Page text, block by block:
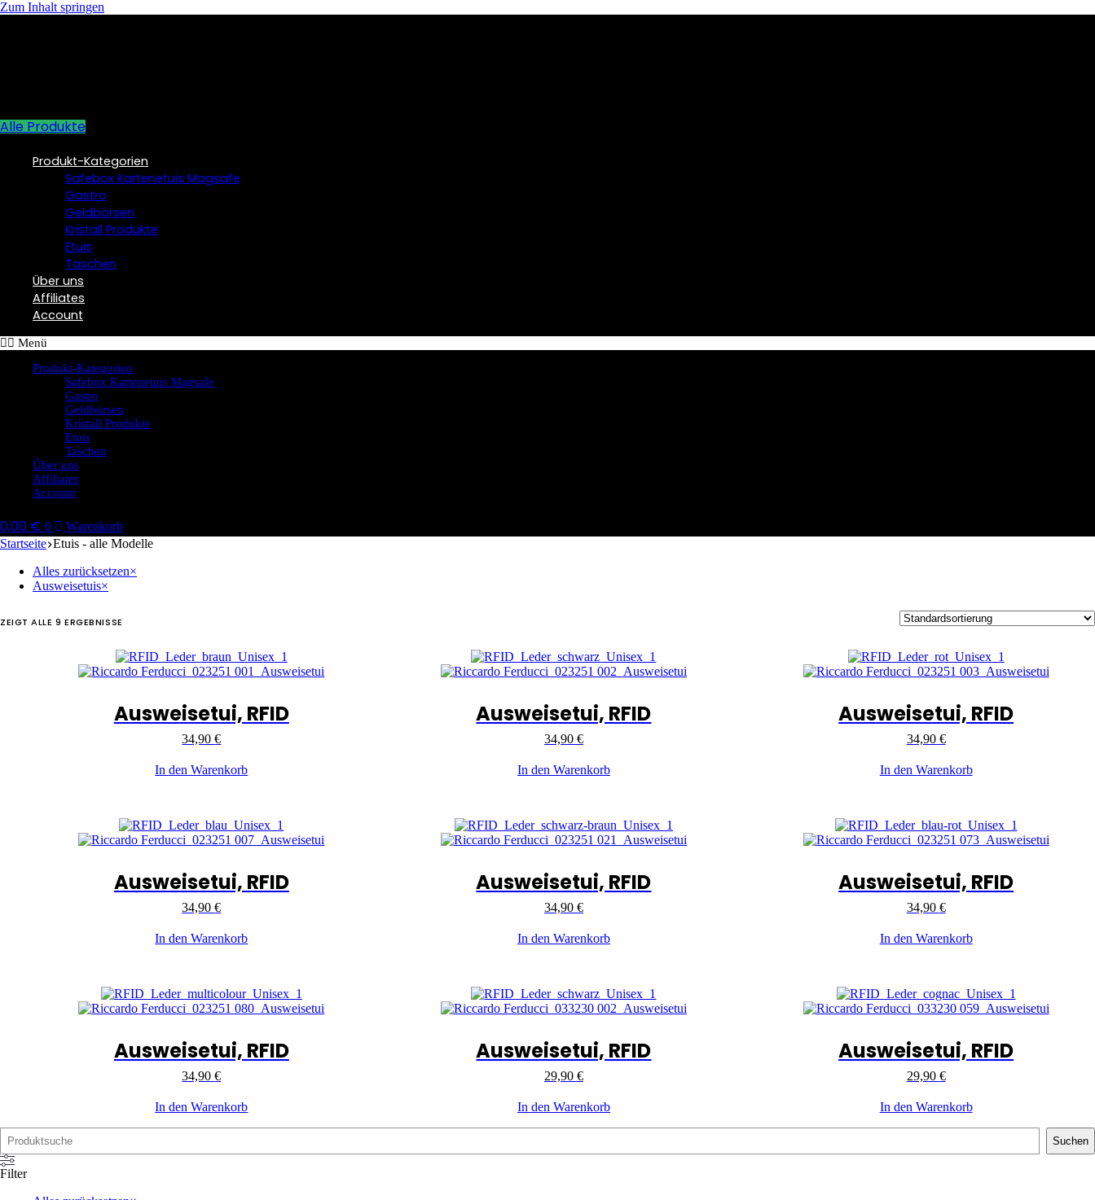
Zum Inhalt springen
Alle Produkte
Produkt-Kategorien
Safebox Kartenetuis Magsafe
Gastro
Geldbörsen
Kristall Produkte
Etuis
Taschen
Über uns
Affiliates
Account
Menü
Produkt-Kategorien
Safebox Kartenetuis Magsafe
Gastro
Geldbörsen
Kristall Produkte
Etuis
Taschen
Über uns
Affiliates
Account
0,00 € 0
Warenkorb
Startseite Etuis - alle Modelle
Alles zurücksetzen×
Ausweisetuis×
ZEIGT ALLE 9 ERGEBNISSE
Ausweisetui, RFID
34,90€
In den Warenkorb
Ausweisetui, RFID
34,90 €
In den Warenkorb
Ausweisetui, RFID
34,90 €
In den Warenkorb
Ausweisetui, RFID
34,90€
In den Warenkorb
Ausweisetui, RFID
34,90 €
In den Warenkorb
Ausweisetui, RFID
34,90 €
In den Warenkorb
Ausweisetui, RFID
34,90€
In den Warenkorb
Ausweisetui, RFID
29,90 €
In den Warenkorb
Ausweisetui, RFID
29,90 €
In den Warenkorb
Suche
Suchen
Filter